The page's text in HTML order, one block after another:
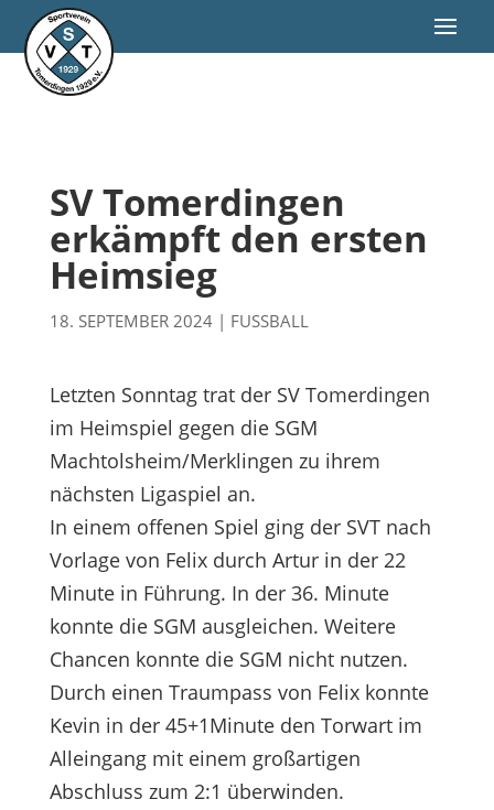
SV Tomerdingen
erkämpft den ersten
Heimsieg
18. SEPTEMBER 2024| FUSSBALL
Letzten Sonntag trat der SV Tomerdingen
im Heimspiel gegen die SGM
Machtolsheim/Merklingen zu ihrem
nächsten Ligaspiel an.
In einem offenen Spiel ging der SVT nach
Vorlage von Felix durch Artur in der 22
Minute in Führung. In der 36. Minute
konnte die SGM ausgleichen. Weitere
Chancen konnte die SGM nicht nutzen.
Durch einen Traumpass von Felix konnte
Kevin in der 45+1Minute den Torwart im
Alleingang mit einem großartigen
Abschluss zum 2:1 überwinden.